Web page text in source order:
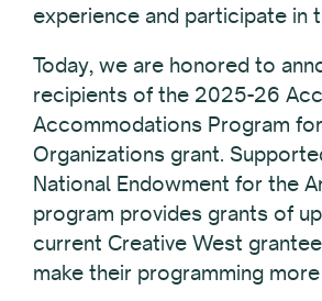
experience and participate in
Today, we are honored to
recipients of the 2025-26
Accommodations Program for
Organizations grant.
National Endowment for the
program provides grants of
current Creative West
make their programming